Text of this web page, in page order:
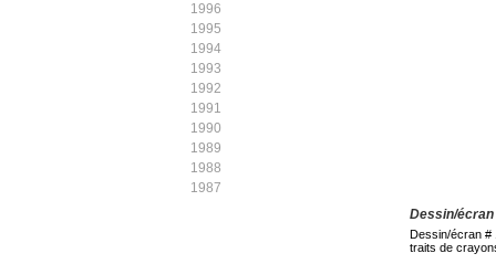
1996
1995
1994
1993
1992
1991
1990
1989
1988
1987
Dessin/écran
Dessin/écran #
traits de